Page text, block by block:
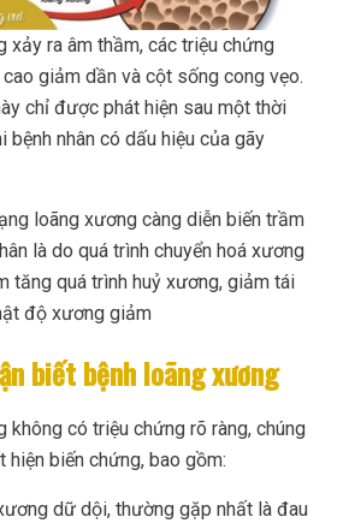
xảy ra âm thầm, các triệu chứng
cao giảm dần và cột sống cong vẹo.
chỉ được phát hiện sau một thời
bệnh nhân có dấu hiệu của gãy
loãng xương càng diễn biến trầm
là do quá trình chuyển hoá xương
tăng quá trình huỷ xương, giảm tái
độ xương giảm
biết bệnh loãng xương
không có triệu chứng rõ ràng, chúng
hiện biến chứng, bao gồm:
dữ dội, thường gặp nhất là đau